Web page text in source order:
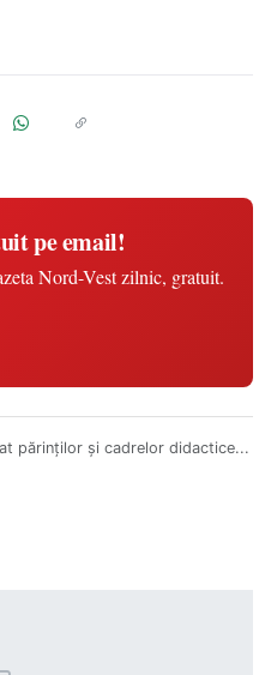
pe email!
Nord-Vest zilnic, gratuit.
părinților și cadrelor didactice...